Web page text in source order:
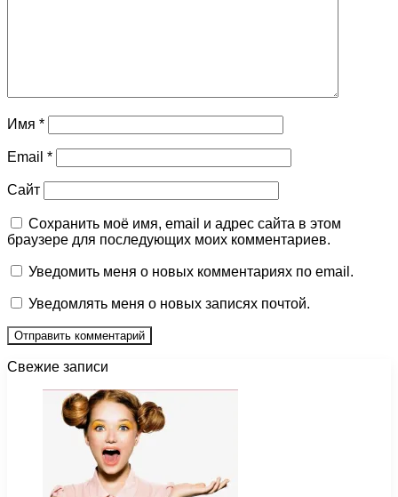
Имя *
Email *
Сайт
Сохранить моё имя, email и адрес сайта в этом
браузере для последующих моих комментариев.
Уведомить меня о новых комментариях по email.
Уведомлять меня о новых записях почтой.
Свежие записи